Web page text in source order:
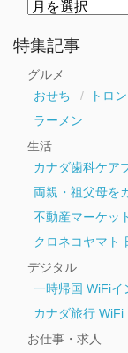
ー
カ
特集記事
グルメ
おせち
トロ
ラーメン
生活
カナダ歯科ケア
両親・祖父母を
不動産マーケッ
クロネコヤマト
デジタル
一時帰国 WiFiイ
カナダ旅行 WiFi
お仕事・求人